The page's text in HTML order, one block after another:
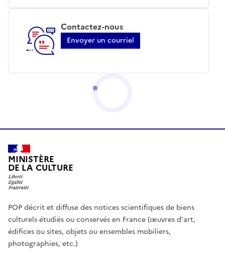
Contactez-nous
Envoyer un courriel
MINISTÈRE
DE LA CULTURE
POP décrit et diffuse des notices scientifiques de biens
culturels étudiés ou conservés en France (œuvres d'art,
édifices ou sites, objets ou ensembles mobiliers,
photographies, etc.)